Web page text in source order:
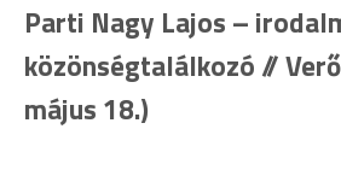
Parti Nagy Lajos –
közönségtalálkozó //
május 18.)